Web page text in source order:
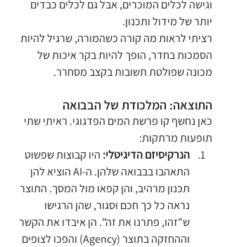
וגישה לכלים המוכרים, אבל גם לכלים כבדים
יותר של מידול ותכנון.
רציתי לראות מה קורה כשהמורה, שרגיל להיות
הסמכות בחדר, הופך להיות בקר איכות של
מכונה שפולטת תשובות בקצב מסחרר.
התוצאה: המלכודת של הבבואה
כאן נחשף קו פרשת המים הפדגוגי. ראיתי שתי
תופעות מרתקות:
הנרקיסיזם הדיגיטלי: היו קבוצות שפשוט
התאהבו בבבואה שלהן. ה-AI הוציא להן
תכנון מרהיב, והן קפאו מול המסך. התוצר
נראה כל כך חכם וסגור, שהן הרגישו
ש"זהו, פתרנו את זה". הן איבדו את הקשר
וההחזקה בתוצר (Agency) והפכו לצופים